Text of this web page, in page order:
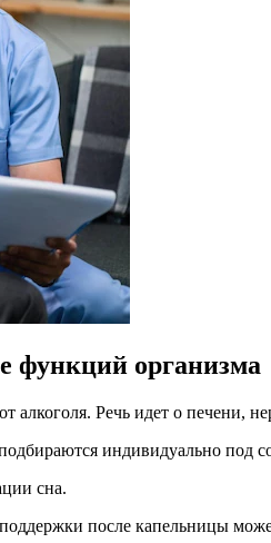
функций организма
Речь идет о печени,
индивидуально под
сна.
после капельницы